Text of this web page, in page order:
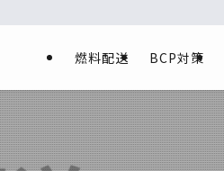
燃料配送 BCP対策